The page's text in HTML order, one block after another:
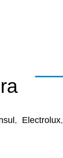
, Electrolux,